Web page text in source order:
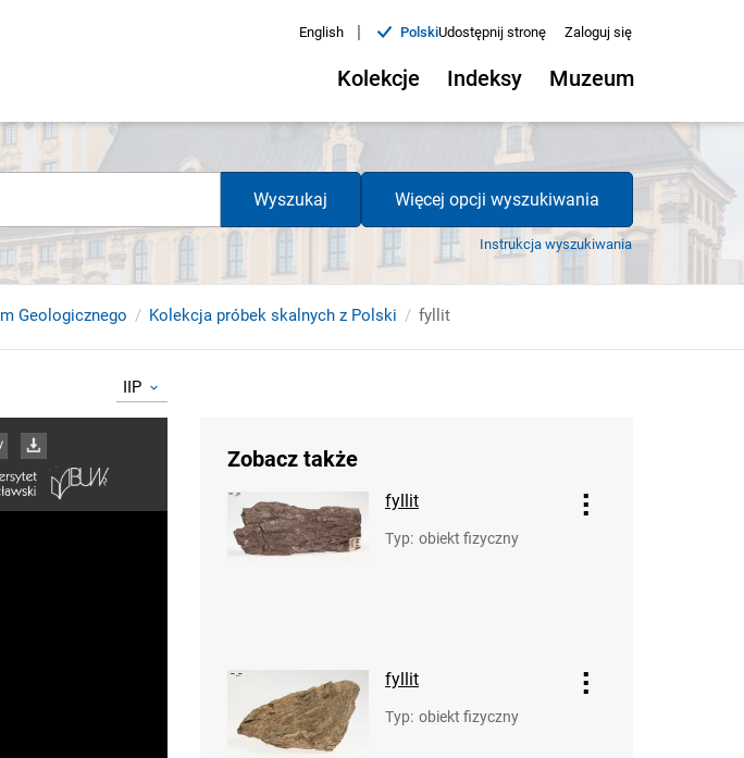
English | PolskiUdostępnij stronę Zaloguj się
Kolekcje Indeksy Muzeum
Wyszukaj Więcej opcji wyszukiwania
Instrukcja wyszukiwania
Geologicznego Kolekcja próbek skalnych z Polski fyllit
IIP
Zobacz także
fyllit
Typ: obiekt fizyczny
fyllit
Typ: obiekt fizyczny